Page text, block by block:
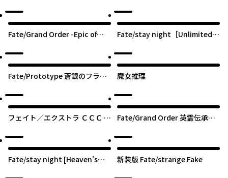
絶魔境 新宿 新宿幻霊事件
Fate/Grand Order -Epic of
脳楽土 SE.RA.PH
Fate/stay night［Unlimited
Fate/Prototype 蒼銀のフラグ
魔女推理
フェイト／エクストラ ＣＣＣ Ｆ
Fate/Grand Order 英霊伝承異
Fate/stay night [Heaven's
新装版 Fate/strange Fake